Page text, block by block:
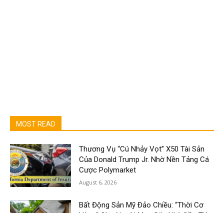
MOST READ
Thương Vụ “Cú Nhảy Vọt” X50 Tài Sản
Của Donald Trump Jr. Nhờ Nền Tảng Cá
Cược Polymarket
August 6, 2026
Bất Động Sản Mỹ Đảo Chiều: “Thời Cơ